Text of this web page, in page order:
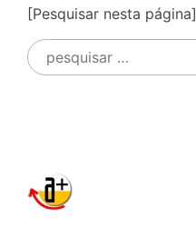
[Pesquisar nesta página]
Pesquisar
por: